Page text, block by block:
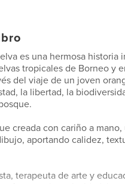
es una hermosa historia
tropicales de Borneo y
del viaje de un joven
la libertad, la
creada con cariño a
aportando calidez,
terapeuta de arte y